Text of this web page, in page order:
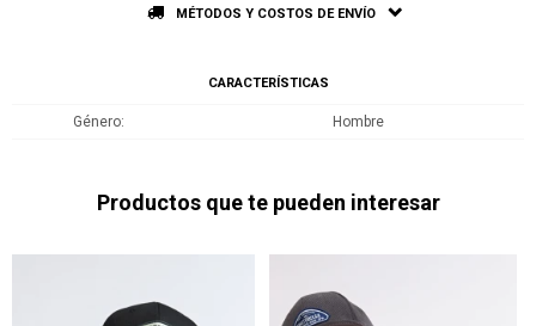
MÉTODOS Y COSTOS DE ENVÍO
CARACTERÍSTICAS
Género Hombre
Productos que te pueden interesar